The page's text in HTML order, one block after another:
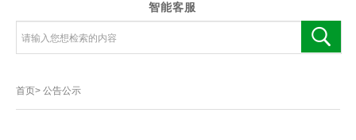
智能客服
首页> 公告公示